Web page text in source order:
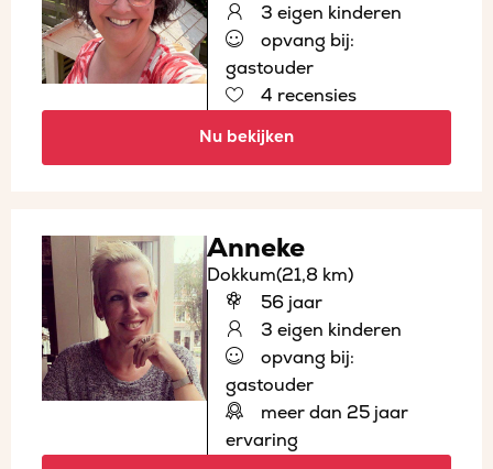
3 eigen kinderen
opvang bij:
gastouder
4 recensies
Nu bekijken
Anneke
Dokkum(21,8 km)
56 jaar
3 eigen kinderen
opvang bij:
gastouder
meer dan 25 jaar
ervaring